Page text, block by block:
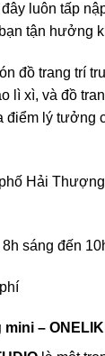
luôn tấp
tận hưởng
đồ trang trí
lì xì, và đồ
điểm lý tưởng
Hải
8h sáng đến
–